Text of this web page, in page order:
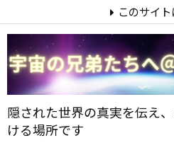
隠された世界の真実を伝え
ける場所です
このサイ